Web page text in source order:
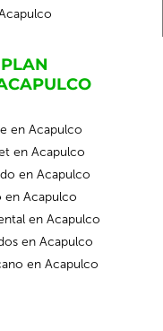
en Acapulco
en Acapulco
en Acapulco
en Acapulco
en Acapulco
en Acapulco
en Acapulco